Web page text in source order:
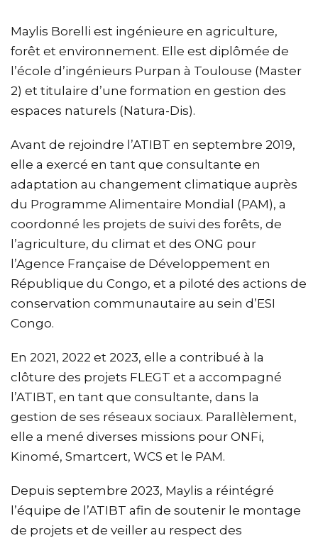
Maylis Borelli est ingénieure en agriculture,
forêt et environnement. Elle est diplômée de
l’école d’ingénieurs Purpan à Toulouse (Master
2) et titulaire d’une formation en gestion des
espaces naturels (Natura-Dis).
Avant de rejoindre l’ATIBT en septembre 2019,
elle a exercé en tant que consultante en
adaptation au changement climatique auprès
du Programme Alimentaire Mondial (PAM), a
coordonné les projets de suivi des forêts, de
l’agriculture, du climat et des ONG pour
l’Agence Française de Développement en
République du Congo, et a piloté des actions de
conservation communautaire au sein d’ESI
Congo.
En 2021, 2022 et 2023, elle a contribué à la
clôture des projets FLEGT et a accompagné
l’ATIBT, en tant que consultante, dans la
gestion de ses réseaux sociaux. Parallèlement,
elle a mené diverses missions pour ONFi,
Kinomé, Smartcert, WCS et le PAM.
Depuis septembre 2023, Maylis a réintégré
l’équipe de l’ATIBT afin de soutenir le montage
de projets et de veiller au respect des